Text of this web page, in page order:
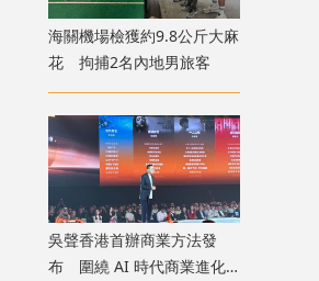
海關機場檢獲約9.8公斤大麻
花 拘捕2名內地男旅客
吳聲香港首辦商業方法發
布 圍繞 AI 時代商業進化